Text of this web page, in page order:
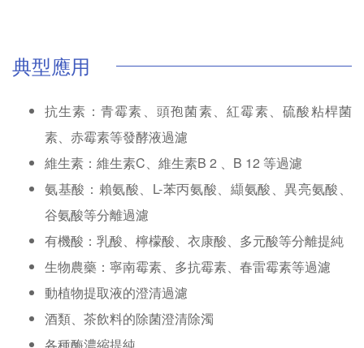
典型應用
抗生素：青霉素、頭孢菌素、紅霉素、硫酸粘桿菌
素、赤霉素等發酵液過濾
維生素：維生素C、維生素B 2 、B 12 等過濾
氨基酸：賴氨酸、L-苯丙氨酸、纈氨酸、異亮氨酸、
谷氨酸等分離過濾
有機酸：乳酸、檸檬酸、衣康酸、多元酸等分離提純
生物農藥：寧南霉素、多抗霉素、春雷霉素等過濾
動植物提取液的澄清過濾
酒類、茶飲料的除菌澄清除濁